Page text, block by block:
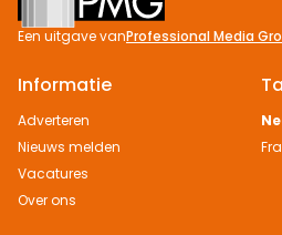
Een uitgave vanProfessional Media
Informatie
Adverteren
Nieuws melden
Vacatures
Over ons